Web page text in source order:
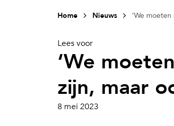
Home Nieuws ‘We
Lees voor
‘We
zijn, maar
8 mei 2023